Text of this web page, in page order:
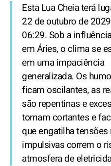
Esta Lua Cheia terá
22 de outubro de
06:29. Sob a
em Áries, o clima se
em uma impaciência
generalizada. Os
ficam oscilantes, as
são repentinas e
tornam cortantes e
que engatilha
impulsivas correm o
atmosfera de